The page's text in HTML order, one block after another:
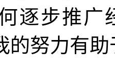
逐步推广
的努力有